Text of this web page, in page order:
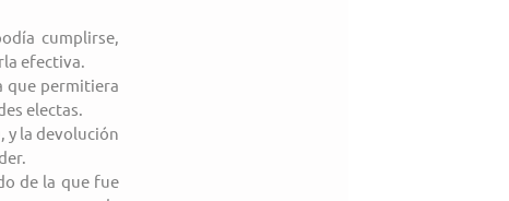
cumplirse,
efectiva.
que permitiera
electas.
y la devolución
de la que fue